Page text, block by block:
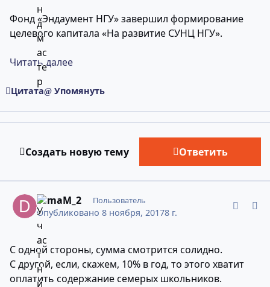
Фонд «Эндаумент НГУ» завершил формирование
целевого капитала «На развитие СУНЦ НГУ».
Читать далее
Цитата Упомянуть
Создать новую тему Ответить
DimaM_2 Пользователь
Опубликовано 8 ноября, 20178 г.
С одной стороны, сумма смотрится солидно.
С другой, если, скажем, 10% в год, то этого хватит
оплатить содержание семерых школьников.